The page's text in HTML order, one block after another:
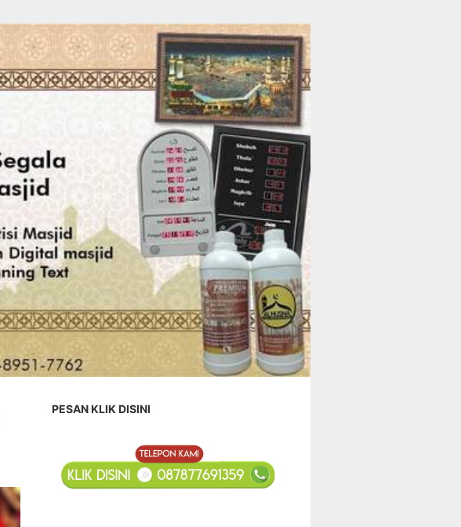
PESAN KLIK DISINI